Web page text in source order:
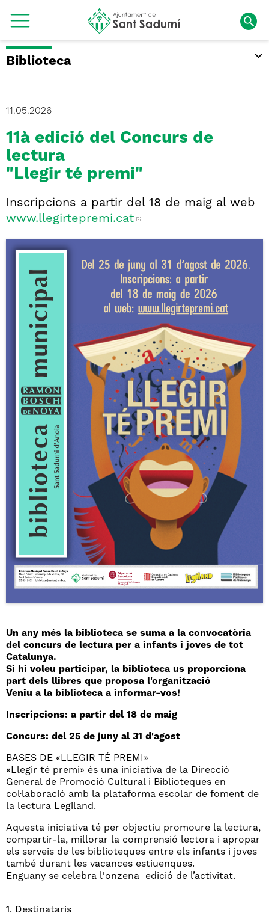
Biblioteca
11.05.2026
11à edició del Concurs de
lectura
"Llegir té premi"
Inscripcions a partir del 18 de maig al web
www.llegirtepremi.cat
Un any més la biblioteca se suma a la convocatòria
del concurs de lectura per a infants i joves de tot
Catalunya.
Si hi voleu participar, la biblioteca us proporciona
part dels llibres que proposa l'organització
Veniu a la biblioteca a informar-vos!
Inscripcions: a partir del 18 de maig
Concurs: del 25 de juny al 31 d'agost
BASES DE «LLEGIR TÉ PREMI»
«Llegir té premi» és una iniciativa de la Direcció
General de Promoció Cultural i Biblioteques en
col·laboració amb la plataforma escolar de foment de
la lectura Legiland.
Aquesta iniciativa té per objectiu promoure la lectura,
compartir-la, millorar la comprensió lectora i apropar
els serveis de les biblioteques entre els infants i joves
també durant les vacances estiuenques.
Enguany se celebra l'onzena edició de l’activitat.
1. Destinataris